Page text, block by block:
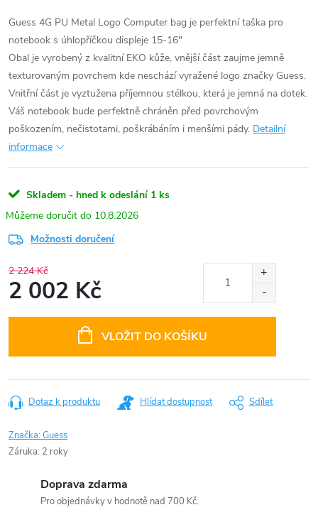
Guess 4G PU Metal Logo Computer bag je perfektní taška pro
notebook s úhlopříčkou displeje 15-16"
Obal je vyrobený z kvalitní EKO kůže, vnější část zaujme jemně
texturovaným povrchem kde neschází vyražené logo značky Guess.
Vnitřní část je vyztužena příjemnou stélkou, která je jemná na dotek.
Váš notebook bude perfektně chráněn před povrchovým
poškozením, nečistotami, poškrábáním i menšími pády. Detailní
informace
Skladem - hned k odeslání 1 ks
10.8.2026
Možnosti doručení
2 224 Kč
2 002 Kč
VLOŽIT DO KOŠÍKU
Dotaz k produktu Hlídat dostupnost Sdílet
Značka:Guess
Záruka: 2 roky
Doprava zdarma
Pro objednávky v hodnotě nad 700 Kč.